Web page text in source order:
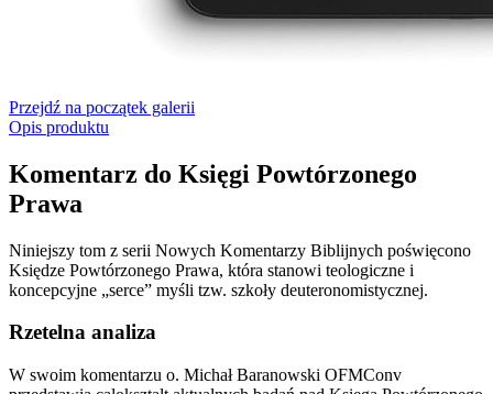
Przejdź na początek galerii
Opis produktu
Komentarz do Księgi Powtórzonego
Prawa
Niniejszy tom z serii Nowych Komentarzy Biblijnych poświęcono
Księdze Powtórzonego Prawa, która stanowi teologiczne i
koncepcyjne „serce” myśli tzw. szkoły deuteronomistycznej.
Rzetelna analiza
W swoim komentarzu o. Michał Baranowski OFMConv